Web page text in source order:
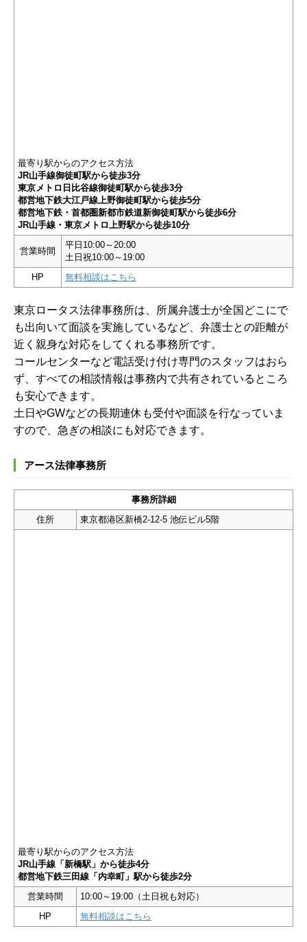
最寄り駅からのアクセス方法
JR山手線御徒町駅から徒歩3分
東京メトロ日比谷線御徒町駅から徒歩3分
都営地下鉄大江戸線上野御徒町駅から徒歩5分
都営地下鉄・首都圏新都市鉄道新御徒町駅から徒歩6分
JR山手線・東京メトロ上野駅から徒歩10分
営業時間
平日10:00～20:00
土日祝10:00～19:00
HP
無料相談はこちら
東京ロータス法律事務所は、所属弁護士が全国どこにで
も出向いて面談を実施しているなど、弁護士との距離が
近く親身な対応をしてくれる事務所です。
コールセンターなど電話受け付け専門のスタッフはおら
ず、すべての相談情報は事務内で共有されているところ
も安心できます。
土日やGWなどの長期連休も受付や面談を行なっていま
すので、急ぎの相談にも対応できます。
アース法律事務所
事務所詳細
住所
東京都港区新橋2-12-5 池伝ビル5階
最寄り駅からのアクセス方法
JR山手線「新橋駅」から徒歩4分
都営地下鉄三田線「内幸町」駅から徒歩2分
営業時間
10:00～19:00（土日祝も対応）
HP
無料相談はこちら